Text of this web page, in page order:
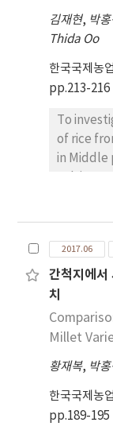
관행 및 인
무 처리구
시기별로
산분시별
을 보였다. 4. 클로로필-a 함량은 6월 6일 이앙한 구에
서는 제초
고, 7월 상
높았다. 6
에 가장
44.4%로
김재현, 박
Thida Oo
한국국제농
pp.213-216
To
of rice
in Middle
date
days for
between
obtained
after
after
other
2017.06
간척지에서
치
Millet
황재복, 박
한국국제농
pp.189-195